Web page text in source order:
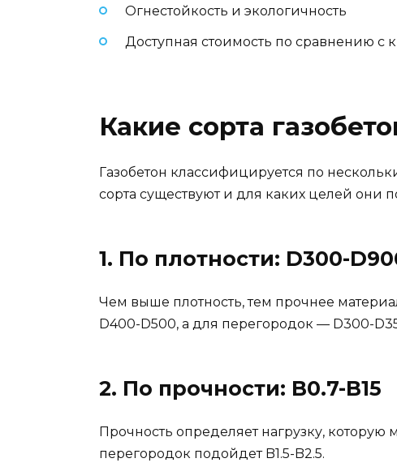
Огнестойкость и экологичность
Доступная стоимость по сравнению
Какие сорта
Газобетон классифицируется по
сорта существуют и для каких целей они
1. По плотности: D300-
Чем выше плотность, тем прочнее
D400-D500, а для перегородок — D300-
2. По прочности: B0.7-B15
Прочность определяет нагрузку,
перегородок подойдет B1.5-B2.5.